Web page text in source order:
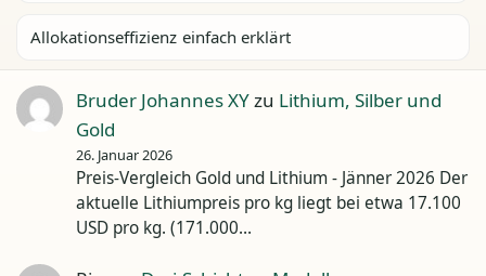
Allokationseffizienz einfach erklärt
Bruder Johannes XYzu Lithium, Silber und
Gold
26. Januar 2026
Preis-Vergleich Gold und Lithium - Jänner 2026 Der
aktuelle Lithiumpreis pro kg liegt bei etwa 17.100
USD pro kg. (171.000…